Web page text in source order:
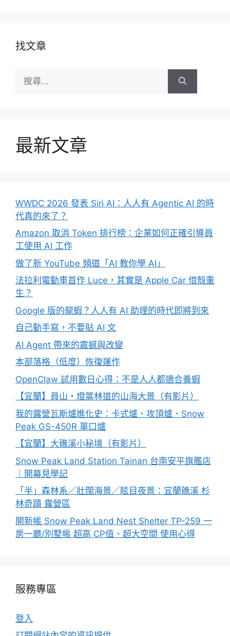
找文章
尋:
最新文章
WWDC 2026 發表 Siri AI：人人有 Agentic AI 的時
代真的來了？
Amazon 取消 Token 排行榜：企業如何正確引導員
工使用 AI 工作
做了新 YouTube 頻道「AI 教你學 AI」
法拉利電動車首作 Luce，其實是 Apple Car 借殼重
生？
Google 版的龍蝦？人人有 AI 助理的時代即將到來
自己動手寫，不要貼 AI 文
AI Agent 帶來的震撼與改變
本部落格（低度）恢復運作
OpenClaw 試用數日心得：不是人人都適合養蝦
【宜蘭】員山・燈篙林道的山海大景（有影片）
我的露營瓦斯爐進化史：卡式爐、攻頂爐、Snow
Peak GS-450R 單口爐
【宜蘭】大礁溪小秘境（有影片）
Snow Peak Land Station Tainan 台南安平旗艦店
｜開幕見學記
「半」森林系／壯闊海景／眩目夜景：宜蘭礁溪 杉
林奇蹟 露營區
開新帳 Snow Peak Land Nest Shelter TP-259 一
房一廳/別墅帳 超高 CP值、超大空間 使用心得
服務專區
登入